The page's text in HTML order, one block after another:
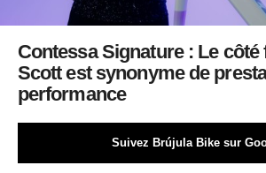
Contessa Signature : Le côté
Scott est synonyme de
performance
Suivez Brújula Bike sur